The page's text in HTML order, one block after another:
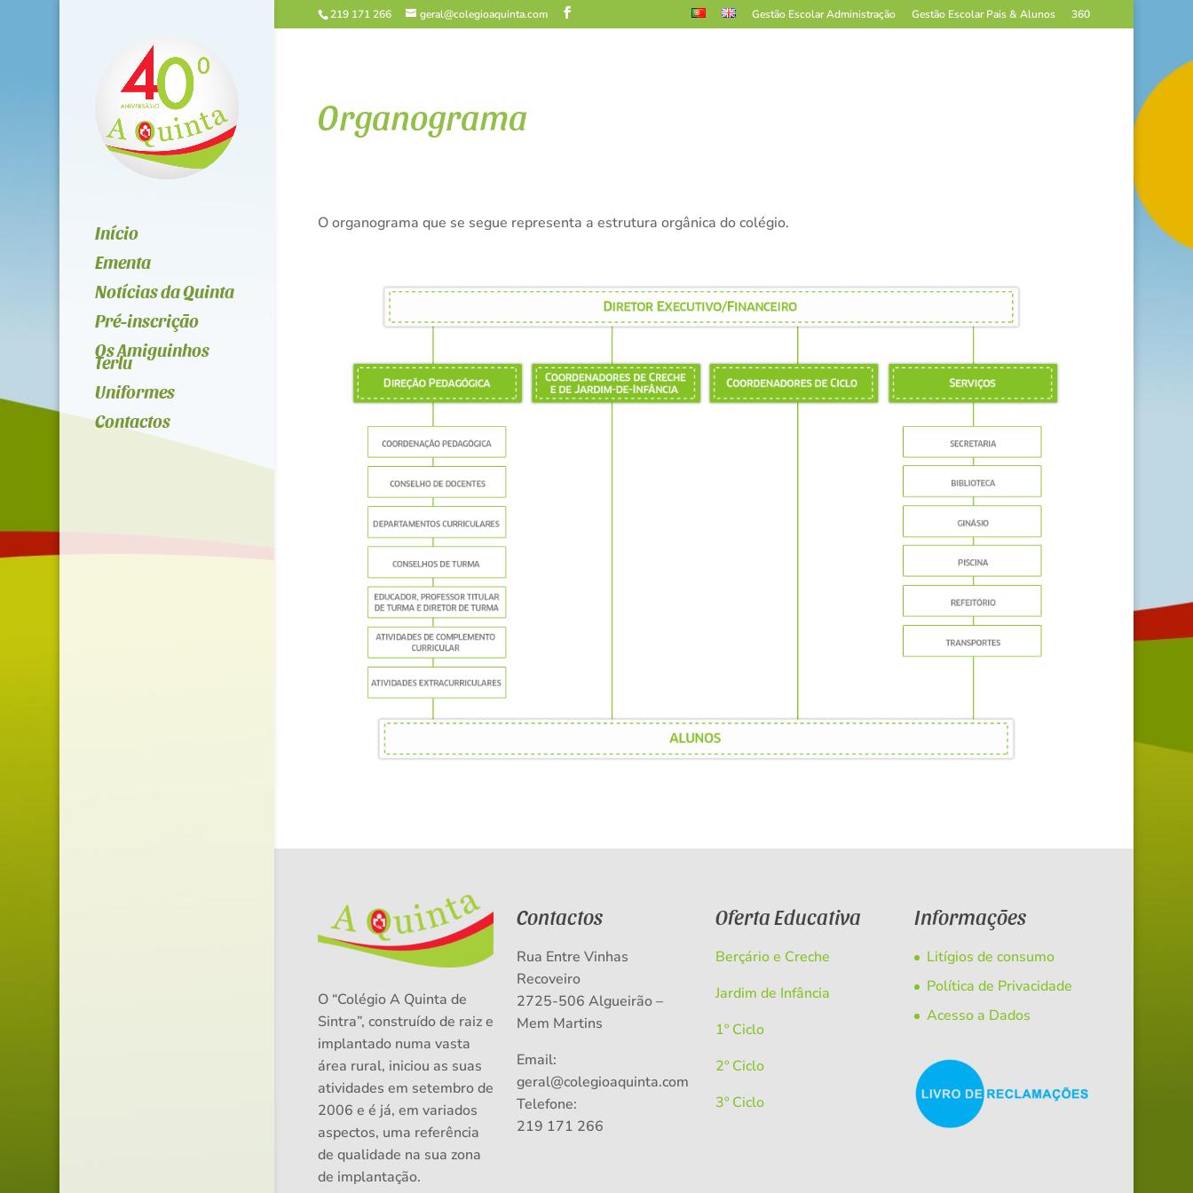
219 171 266 geral@colegioaquinta.com Gestão Escolar Administração Gestão Escolar Pais & Alunos 360
Início
Ementa
Notícias da Quinta
Pré-inscrição
Os Amiguinhos
Terlu
Uniformes
Contactos
Organograma
O organograma que se segue representa a estrutura orgânica do colégio.
O “Colégio A Quinta de
Sintra”, construído de raiz e
implantado numa vasta
área rural, iniciou as suas
atividades em setembro de
2006 e é já, em variados
aspectos, uma referência
de qualidade na sua zona
de implantação.
Contactos
Rua Entre Vinhas
Recoveiro
2725-506 Algueirão –
Mem Martins
Email:
geral@colegioaquinta.com
Telefone:
219 171 266
Oferta Educativa
Berçário e Creche
Jardim de Infância
1º Ciclo
2º Ciclo
3º Ciclo
Informações
Litígios de consumo
Política de Privacidade
Acesso a Dados